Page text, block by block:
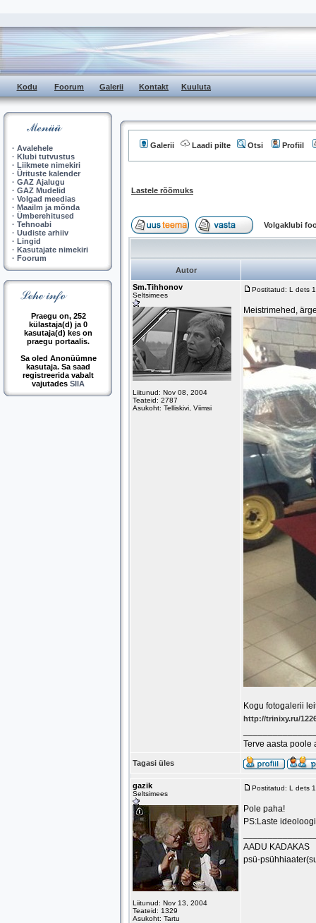
Kodu Foorum Galerii Kontakt Kuuluta
· Avalehele
· Klubi tutvustus
· Liikmete nimekiri
· Ürituste kalender
· GAZ Ajalugu
· GAZ Mudelid
· Volgad meedias
· Maailm ja mõnda
· Ümberehitused
· Tehnoabi
· Uudiste arhiiv
· Lingid
· Kasutajate nimekiri
· Foorum
Praegu on, 252
külastaja(d) ja 0
kasutaja(d) kes on
praegu portaalis.
Sa oled Anonüümne
kasutaja. Sa saad
registreerida vabalt
vajutades SIIA
Galerii Laadi pilte Otsi Profiil
Lastele rõõmuks
Volgaklubi
Autor
Sm.Tihhonov
Seltsimees
Liitunud: Nov 08, 2004
Teateid: 2787
Asukoht: Telliskivi, Viimsi
Postitatud: L dets
Meistrimehed,
Kogu fotogalerii
http://trinixy.ru/
Terve aasta poole
Tagasi üles
gazik
Seltsimees
Liitunud: Nov 13, 2004
Teateid: 1329
Asukoht: Tartu
Postitatud: L dets
Pole paha!
PS:Laste
AADU KADAKAS
psü-